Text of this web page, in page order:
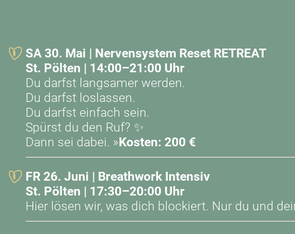
SA 30. Mai | Nervensystem Reset RETREAT
St. Pölten | 14:00–21:00 Uhr
Du darfst langsamer werden.
Du darfst loslassen.
Du darfst einfach sein.
Spürst du den Ruf? ✨
Dann sei dabei. »Kosten: 200 €
FR 26. Juni | Breathwork Intensiv
St. Pölten | 17:30–20:00 Uhr
Hier lösen wir, was dich blockiert. Nur du und